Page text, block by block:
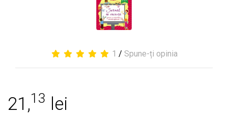
1 / Spune-ți opinia
21,13 lei